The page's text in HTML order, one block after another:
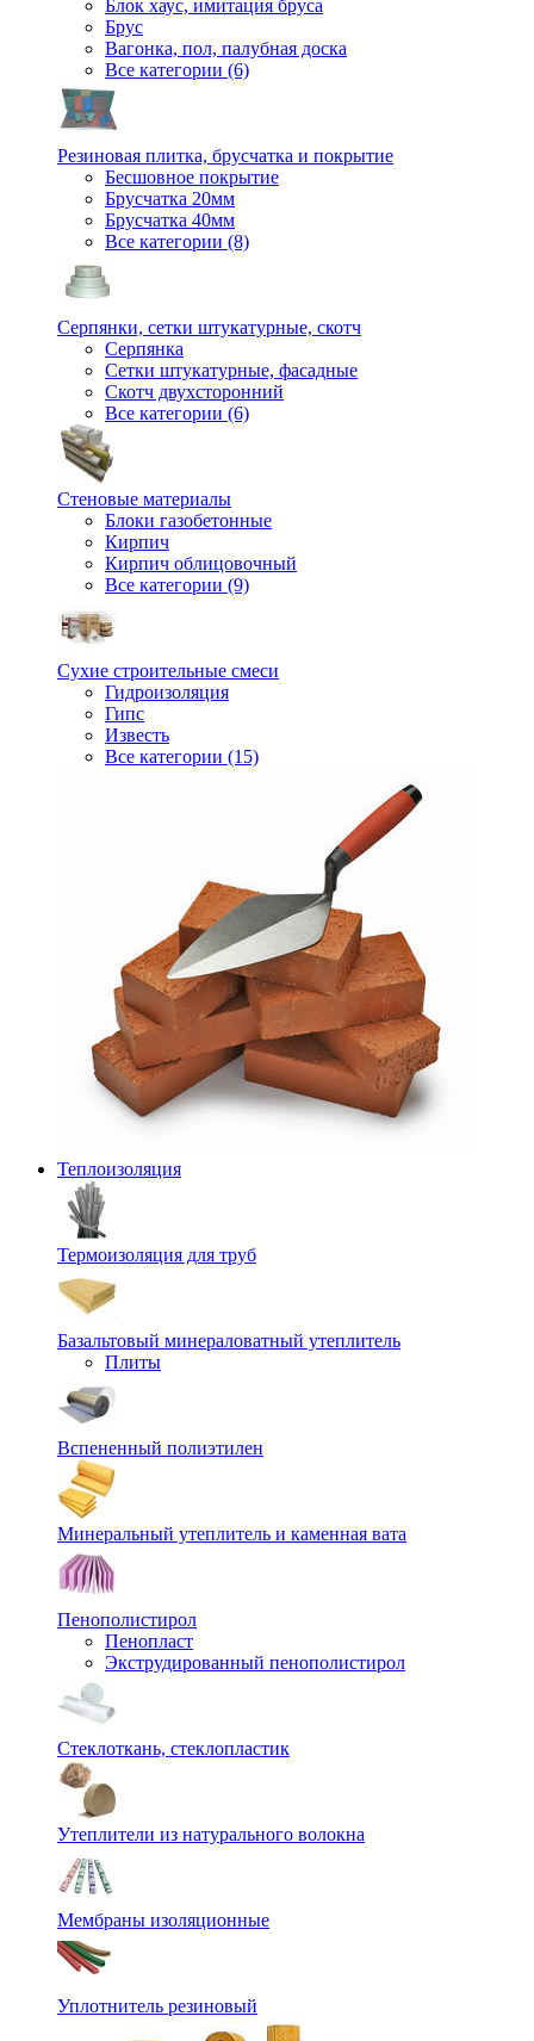
Блок хаус, имитация бруса
Брус
Вагонка, пол, палубная доска
Все категории (6)
Резиновая плитка, брусчатка и покрытие
Бесшовное покрытие
Брусчатка 20мм
Брусчатка 40мм
Все категории (8)
Серпянки, сетки штукатурные, скотч
Серпянка
Сетки штукатурные, фасадные
Скотч двухсторонний
Все категории (6)
Стеновые материалы
Блоки газобетонные
Кирпич
Кирпич облицовочный
Все категории (9)
Сухие строительные смеси
Гидроизоляция
Гипс
Известь
Все категории (15)
Теплоизоляция
Термоизоляция для труб
Базальтовый минераловатный утеплитель
Плиты
Вспененный полиэтилен
Минеральный утеплитель и каменная вата
Пенополистирол
Пенопласт
Экструдированный пенополистирол
Стеклоткань, стеклопластик
Утеплители из натурального волокна
Мембраны изоляционные
Уплотнитель резиновый